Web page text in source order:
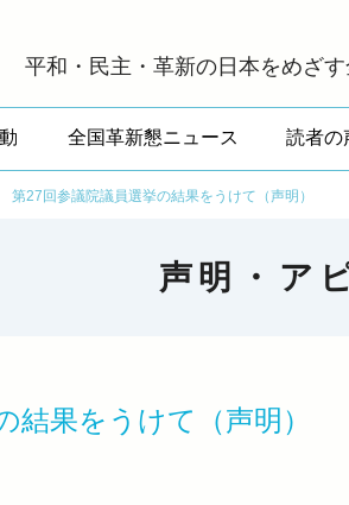
平和・民主・革新の日本をめざ
全国革新懇ニュース 読者の
第27回参議院議員選挙の結果をうけて（声明）
声明・ア
結果をうけて（声明）